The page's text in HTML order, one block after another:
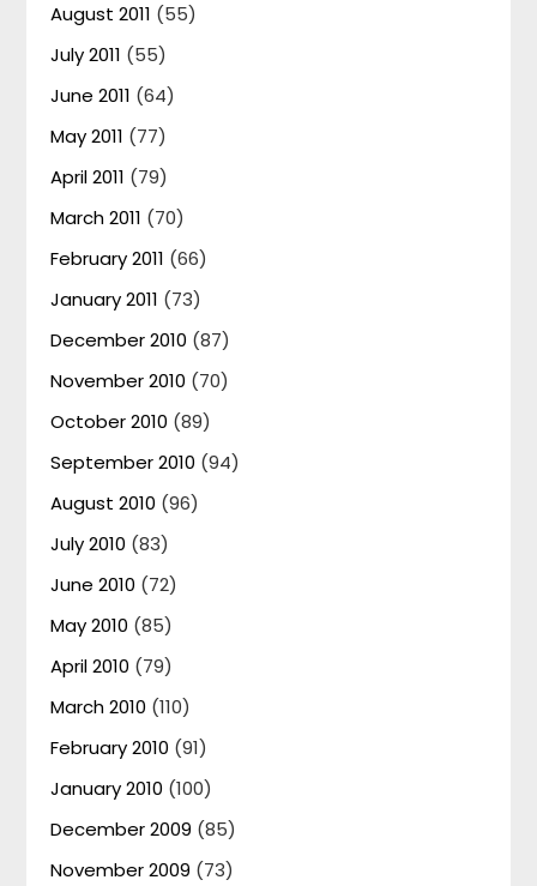
August 2011 (55)
July 2011 (55)
June 2011 (64)
May 2011 (77)
April 2011 (79)
March 2011 (70)
February 2011 (66)
January 2011 (73)
December 2010 (87)
November 2010 (70)
October 2010 (89)
September 2010 (94)
August 2010 (96)
July 2010 (83)
June 2010 (72)
May 2010 (85)
April 2010 (79)
March 2010 (110)
February 2010 (91)
January 2010 (100)
December 2009 (85)
November 2009 (73)